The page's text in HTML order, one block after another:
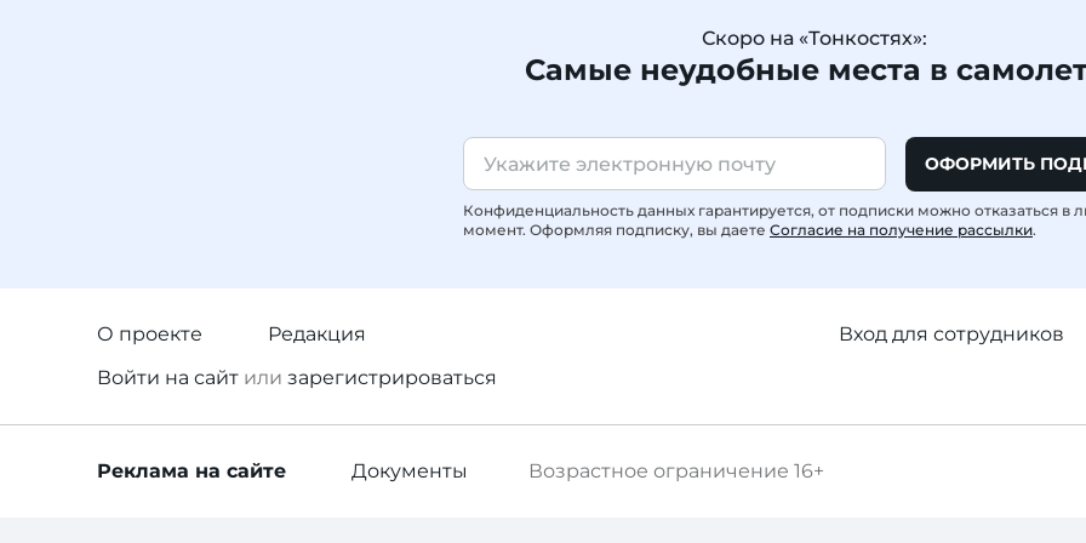
Скоро на «Тонкостях»:
Самые неудобные места в
ОФОРМИТЬ
Конфиденциальность данных гарантируется, от подписки можно отказаться в
момент. Оформляя подписку, вы даете Согласие на получение рассылки.
О проекте
Редакция
Войти на сайт или зарегистрироваться
Вход для сотрудников
Возрастное ограничение 16+
Реклама на сайте Документы